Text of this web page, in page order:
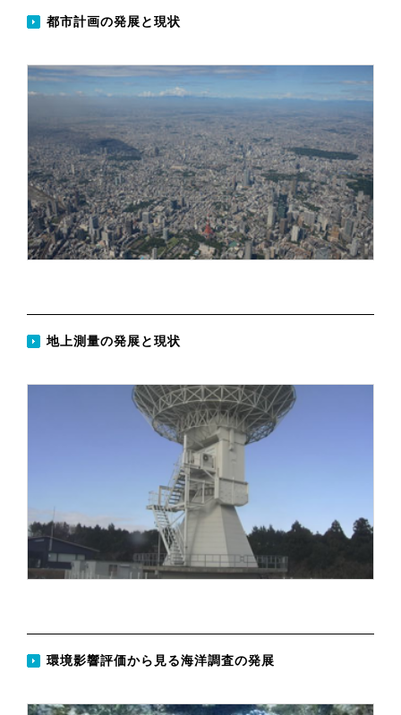
都市計画の発展と現状
地上測量の発展と現状
環境影響評価から見る海洋調査の発展